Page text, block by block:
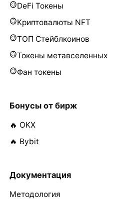
DeFi Токены
Криптовалюты NFT
ТОП Стейблкоинов
Токены метавселенных
Фан токены
Бонусы от бирж
🔥 OKX
🔥 Bybit
Документация
Методология